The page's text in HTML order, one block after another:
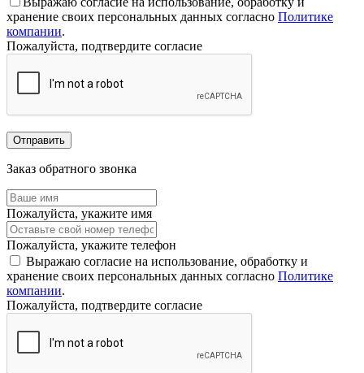
хранение своих персональных данных согласно Политике
компании.
Пожалуйста, подтвердите согласие
Отправить
Заказ обратного звонка
Пожалуйста, укажите имя
Пожалуйста, укажите телефон
Выражаю согласие на использование, обработку и
хранение своих персональных данных согласно Политике
компании.
Пожалуйста, подтвердите согласие